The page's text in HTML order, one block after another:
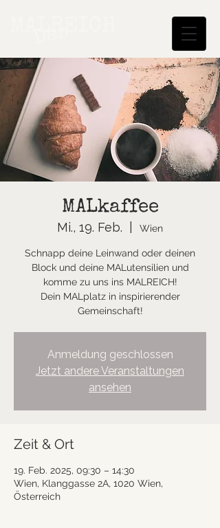
MALkaffee
Mi., 19. Feb. Wien
Schnapp deine Leinwand oder deinen
Block und deine MALutensilien und
komme zu uns ins MALREICH!
Dein MALplatz in inspirierender
Gemeinschaft!
Anmeldung geschlossen
Jetzt andere Veranstaltungen
ansehen
Zeit & Ort
19. Feb. 2025, 09:30 – 14:30
Wien, Klanggasse 2A, 1020 Wien,
Österreich